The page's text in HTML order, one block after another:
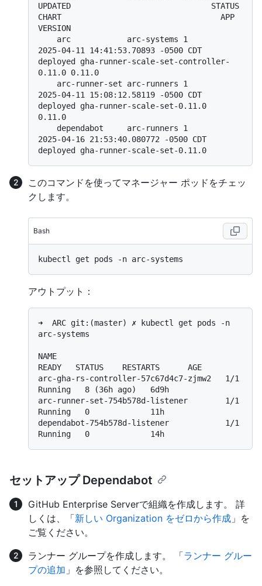
UPDATED                              STATUS
CHART                                  APP
VERSION
2025-04-11 14:41:53.70893 -0500 CDT
deployed gha-runner-scale-set-controller-
0.11.0 0.11.0
2025-04-11 15:08:12.58119 -0500 CDT
deployed gha-runner-scale-set-0.11.0
0.11.0
2025-04-16 21:53:40.080772 -0500 CDT
このコマンドを使ってマネージャー ポッドをチェッ
クします。
Bash
アウトプット：
➜  ARC git:(master) ✗ kubectl get pods -n
arc-systems
NAME
READY   STATUS    RESTARTS      AGE
arc-gha-rs-controller-57c67d4c7-zjmw2   1/1
Running   8 (36h ago)   6d9h
arc-runner-set-754b578d-listener        1/1
Running   0             11h
dependabot-754b578d-listener            1/1
セットアップ Dependabot
GitHub Enterprise Serverで組織を作成します。 詳
しくは、「新しい Organization をゼロから作成 」を
ご覧ください。
ランナー グループを作成します。 「ランナー グルー
プの追加 」を参照してください。